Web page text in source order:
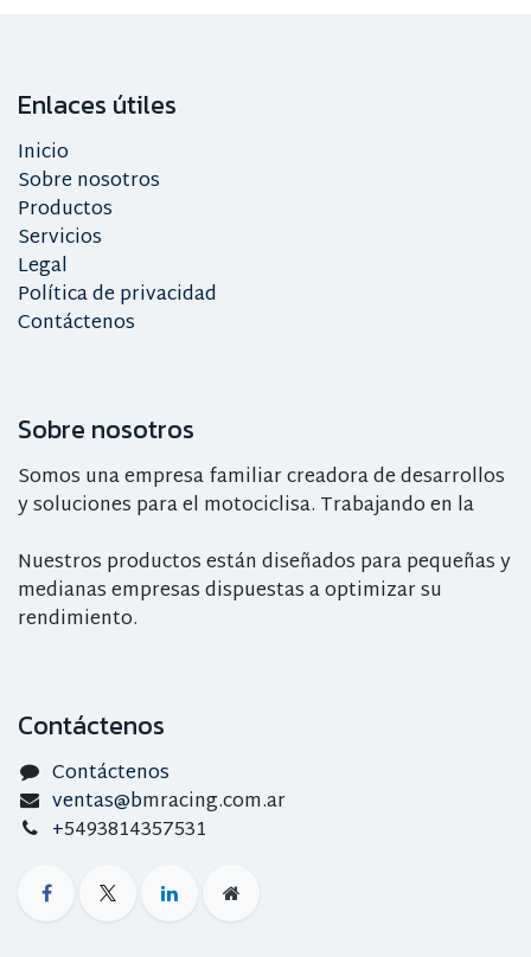
Enlaces útiles
Inicio
Sobre nosotros
Productos
Servicios
Legal
Política de privacidad
Contáctenos
Sobre nosotros
Somos una empresa familiar creadora de desarrollos
y soluciones para el motociclisa. Trabajando en la
Nuestros productos están diseñados para pequeñas y
medianas empresas dispuestas a optimizar su
rendimiento.
Contáctenos
Contáctenos
ventas@bmracing.com.ar
+5493814357531